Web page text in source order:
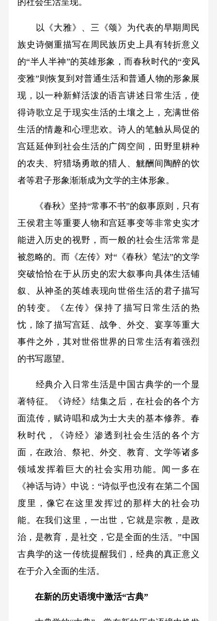
的社会生活呈现。
以《大雅》、三《颂》为代表的早期周民
族史诗侧重描写在周民族历史上具有转折意义
的“半人半神”的英雄形象，而春秋时代的“变风
变雅”则恢复到对普通生活和普通人物的形象展
现，以一种新鲜活泼的语言讲述日常生活，使
得诗歌立足于现实生活的土壤之上，充满世俗
生活的情趣和心理悲欢。诗人的笔触从局促的
宫廷延伸到社会生活的广阔空间，田野里耕种
的农夫、狩猎场勇敢的猎人、觥酬间陶醉的饮
者等君子形象渐渐成为文学的主体形象。
《春秋》坚持“常事不书”的叙事原则，只有
王侯君主等重要人物和宫廷事变等非常史实才
能进入历史的视野，而一般的社会生活常常是
被忽略的。而《左传》对“《春秋》笔法”的文学
突破恰恰在于从历史的宏大叙事向具体生活铺
叙、从神圣的英雄表现向世俗生活的君子描写
的转变。《左传》保持了描写日常生活的热
忱，除了描写宫廷、战争、外交、宴享等重大
事件之外，其对世俗世界的日常生活有着强烈
的书写愿望。
经典介入日常生活是中国古典学的一个显
著特征。《诗经》结集之后，在社会的各个方
面流传，赋诗唱和成为士大夫的基本修养。春
秋时代，《诗经》渗透到社会生活的各个方
面，在政治、祭祀、外交、教育、文学等诸多
领域发挥着巨大的社会实用功能。闻一多在
《神话与诗》中说：“诗似乎也没有在第二个国
度里，像它在这里发挥过的那样大的社会功
能。在我们这里，一出世，它就是宗教，是政
治，是教育，是社交，它是全面的生活。”中国
古典学的这一传统提醒我们，经典的真正意义
在于介入全面的生活。
在新的历史语境中激活“古典”